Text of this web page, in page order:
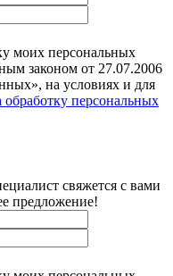
моих персональных
законом от 27.07.2006
на условиях и для
обработку персональных
свяжется с вами
предложение!